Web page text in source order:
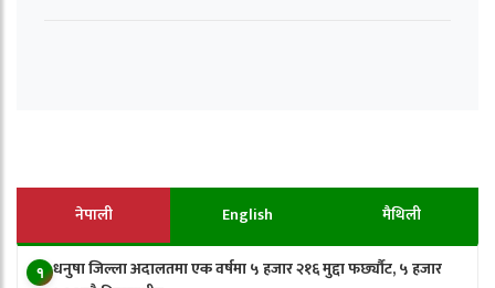
नेपाली English मैथिली
१ धनुषा जिल्ला अदालतमा एक वर्षमा ५ हजार २१६ मुद्दा फर्छ्यौट, ५ हजार